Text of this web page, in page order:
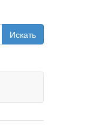
Искать